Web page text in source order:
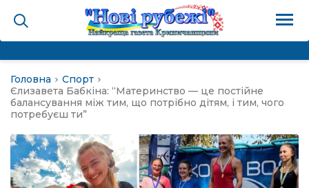
громада
Головна
Спорт
Єлизавета Бабкіна: “Материнство — це постійне
балансування між тим, що потрібно дітям, і тим, чого
потребуєш ти”